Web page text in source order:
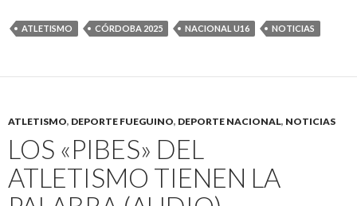
ATLETISMO CÓRDOBA 2025 NACIONAL U16 NOTICIAS
ATLETISMO, DEPORTE FUEGUINO, DEPORTE NACIONAL, NOTICIAS
LOS «PIBES» DEL
ATLETISMO TIENEN LA